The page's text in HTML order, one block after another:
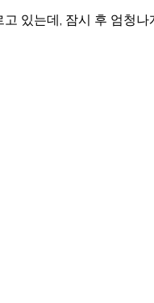
있는데, 잠시 후 엄청